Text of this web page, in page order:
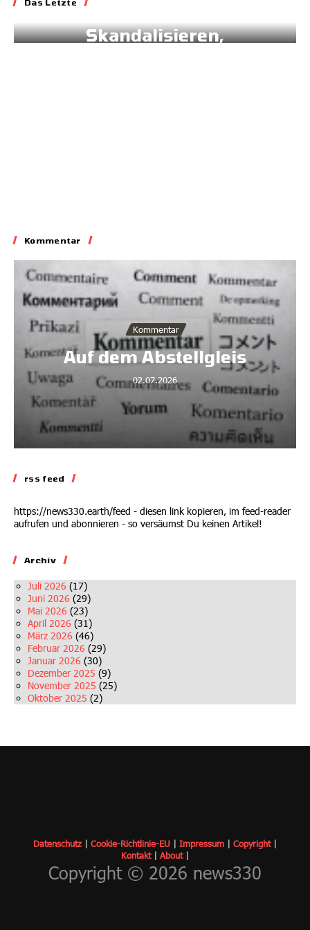
Skandalisieren,
Kommentar
Kommentar
Auf dem Abstellgleis
02.07.2026
rss feed
https://news330.earth/feed - diesen link kopieren, im feed-reader
aufrufen und abonnieren - so versäumst Du keinen Artikel!
Archiv
Juli 2026 (17)
Juni 2026 (29)
Mai 2026 (23)
April 2026 (31)
März 2026 (46)
Februar 2026 (29)
Januar 2026 (30)
Dezember 2025 (9)
November 2025 (25)
Oktober 2025 (2)
Datenschutz | Cookie-Richtlinie-EU | Impressum | Copyright|
Kontakt| About|
Copyright © 2026 news330